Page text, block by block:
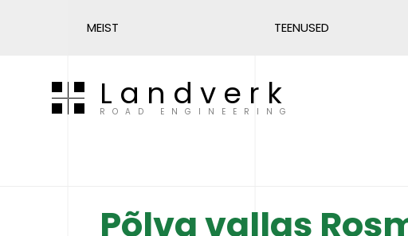
MEIST TEENUSED
Landverk
ROAD ENGINEERING
Põlva vallas